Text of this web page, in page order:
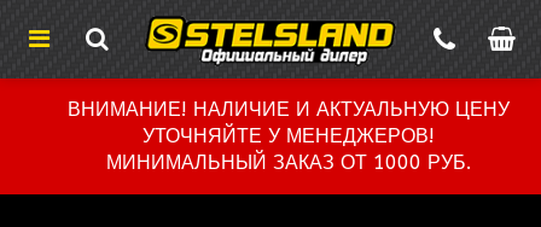
ВНИМАНИЕ! НАЛИЧИЕ И АКТУАЛЬНУЮ ЦЕНУ
УТОЧНЯЙТЕ У МЕНЕДЖЕРОВ!
МИНИМАЛЬНЫЙ ЗАКАЗ ОТ 1000 РУБ.